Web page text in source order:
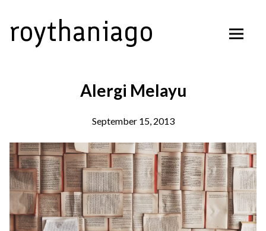
content
roythaniago
Alergi Melayu
September 15, 2013